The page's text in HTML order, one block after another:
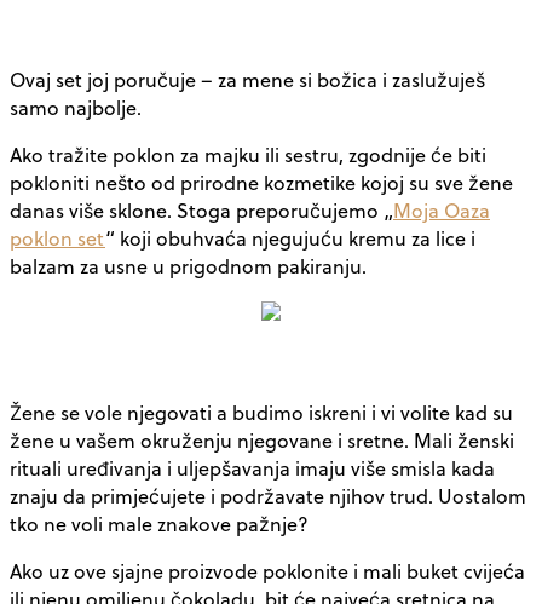
Ovaj set joj poručuje – za mene si božica i zaslužuješ
samo najbolje.
Ako tražite poklon za majku ili sestru, zgodnije će biti
pokloniti nešto od prirodne kozmetike kojoj su sve žene
danas više sklone. Stoga preporučujemo „Moja Oaza
poklon set“ koji obuhvaća njegujuću kremu za lice i
balzam za usne u prigodnom pakiranju.
Žene se vole njegovati a budimo iskreni i vi volite kad su
žene u vašem okruženju njegovane i sretne. Mali ženski
rituali uređivanja i uljepšavanja imaju više smisla kada
znaju da primjećujete i podržavate njihov trud. Uostalom
tko ne voli male znakove pažnje?
Ako uz ove sjajne proizvode poklonite i mali buket cvijeća